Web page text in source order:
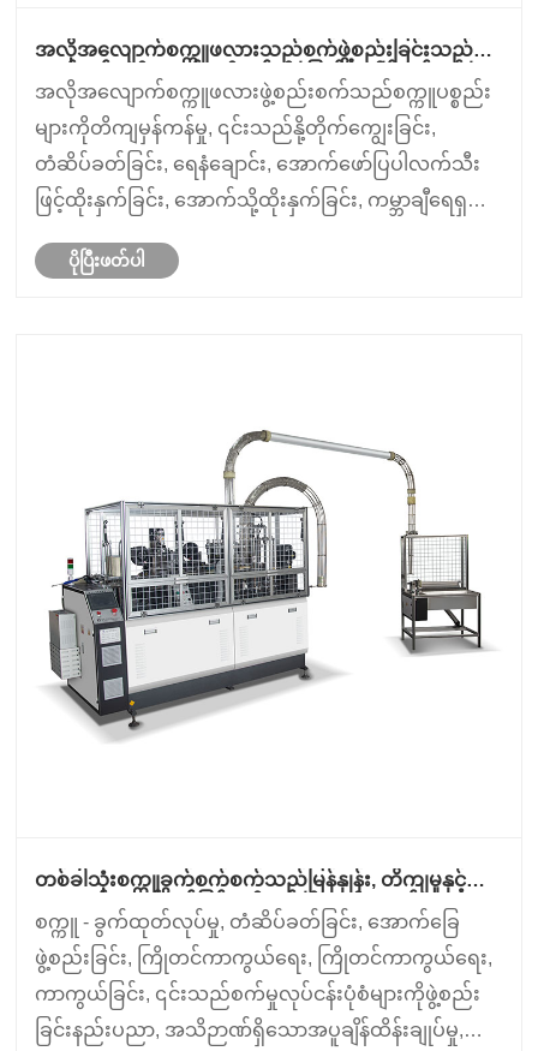
အလိုအလျောက်စက္ကူဖလားသည်စက်ဖွဲ့စည်းခြင်းသည်
ထုတ်လုပ်မှုထိရောက်မှုကိုမည်သို့ပြောင်းလဲနိုင်မည်နည်း။
အလိုအလျောက်စက္ကူဖလားဖွဲ့စည်းစက်သည်စက္ကူပစ္စည်း
များကိုတိကျမှန်ကန်မှု, ၎င်းသည်နို့တိုက်ကျွေးခြင်း,
တံဆိပ်ခတ်ခြင်း, ရေနံချောင်း, အောက်ဖော်ပြပါလက်သီး
ဖြင့်ထိုးနှက်ခြင်း, အောက်သို့ထိုးနှက်ခြင်း, ကမ္ဘာချီရေရှည်
မြင့်တက်လာသောအခါဤစက်များသည်ထုတ်လုပ်သူများ
ပိုပြီးဖတ်ပါ
တစ်ခါသုံးစက္ကူခွက်စက်စက်သည်မြန်နှုန်း, တိကျမှုနှင့်
အနာဂတ်အဆင်သင့်ဖြစ်မှုကိုမည်သို့ပေးပို့သနည်း။
စက္ကူ - ခွက်ထုတ်လုပ်မှု, တံဆိပ်ခတ်ခြင်း, အောက်ခြေ
ဖွဲ့စည်းခြင်း, ကြိုတင်ကာကွယ်ရေး, ကြိုတင်ကာကွယ်ရေး,
ကာကွယ်ခြင်း, ၎င်းသည်စက်မှုလုပ်ငန်းပုံစံများကိုဖွဲ့စည်း
ခြင်းနည်းပညာ, အသိဉာဏ်ရှိသောအပူချိန်ထိန်းချုပ်မှု,